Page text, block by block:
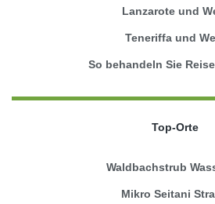
Lanzarote und
Teneriffa und
So behandeln Sie
Top-Orte
Waldbachstrub
Mikro Seitani